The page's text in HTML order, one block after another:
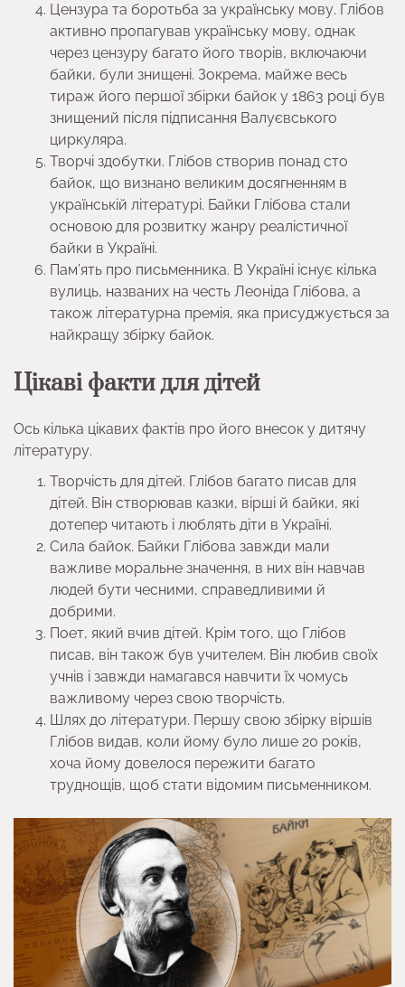
Цензура та боротьба за українську мову. Глібов
активно пропагував українську мову, однак
через цензуру багато його творів, включаючи
байки, були знищені. Зокрема, майже весь
тираж його першої збірки байок у 1863 році був
знищений після підписання Валуєвського
циркуляра.
Творчі здобутки. Глібов створив понад сто
байок, що визнано великим досягненням в
українській літературі. Байки Глібова стали
основою для розвитку жанру реалістичної
байки в Україні.
Пам’ять про письменника. В Україні існує кілька
вулиць, названих на честь Леоніда Глібова, а
також літературна премія, яка присуджується за
найкращу збірку байок.
Цікаві факти для дітей
Ось кілька цікавих фактів про його внесок у дитячу
літературу.
Творчість для дітей. Глібов багато писав для
дітей. Він створював казки, вірші й байки, які
дотепер читають і люблять діти в Україні.
Сила байок. Байки Глібова завжди мали
важливе моральне значення, в них він навчав
людей бути чесними, справедливими й
добрими.
Поет, який вчив дітей. Крім того, що Глібов
писав, він також був учителем. Він любив своїх
учнів і завжди намагався навчити їх чомусь
важливому через свою творчість.
Шлях до літератури. Першу свою збірку віршів
Глібов видав, коли йому було лише 20 років,
хоча йому довелося пережити багато
труднощів, щоб стати відомим письменником.